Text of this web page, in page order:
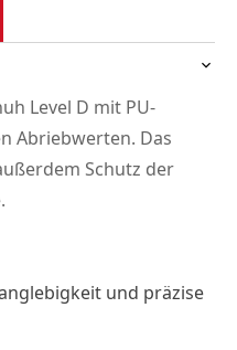
Level D mit PU-
Abriebwerten. Das
Schutz der
und präzise